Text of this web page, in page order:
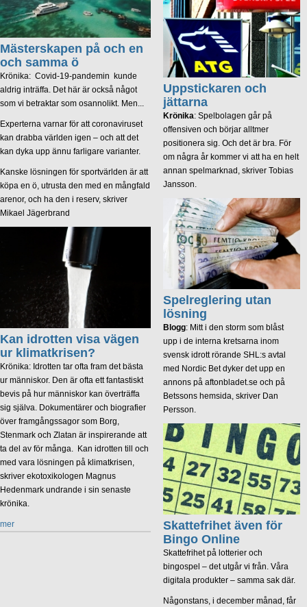
Uppstickaren och
jättarna
Krönika: Spelbolagen går på
offensiven och börjar alltmer
positionera sig. Och det är bra. För
om några år kommer vi att ha en helt
annan spelmarknad, skriver Tobias
Jansson.
Spelreglering utan
lösning
Blogg: Mitt i den storm som blåst
upp i de interna kretsarna inom
svensk idrott rörande SHL:s avtal
med Nordic Bet dyker det upp en
annons på aftonbladet.se och på
Betssons hemsida, skriver Dan
Persson.
Skattefrihet även för
Bingo Online
Skattefrihet på lotterier och
bingospel – det utgår vi från. Våra
digitala produkter – samma sak där.
Någonstans, i december månad, får
Mästerskapen på och en
och samma ö
Krönika: Covid-19-pandemin kunde
aldrig inträffa. Det här är också något
som vi betraktar som osannolikt. Men...
Experterna varnar för att coronaviruset
kan drabba världen igen – och att det
kan dyka upp ännu farligare varianter.
Kanske lösningen för sportvärlden är att
köpa en ö, utrusta den med en mångfald
arenor, och ha den i reserv, skriver
Mikael Jägerbrand
Kan idrotten visa vägen
ur klimatkrisen?
Krönika: Idrotten tar ofta fram det bästa
ur människor. Den är ofta ett fantastiskt
bevis på hur människor kan överträffa
sig själva. Dokumentärer och biografier
över framgångssagor som Borg,
Stenmark och Zlatan är inspirerande att
ta del av för många. Kan idrotten till och
med vara lösningen på klimatkrisen,
skriver ekotoxikologen Magnus
Hedenmark undrande i sin senaste
krönika.
mer